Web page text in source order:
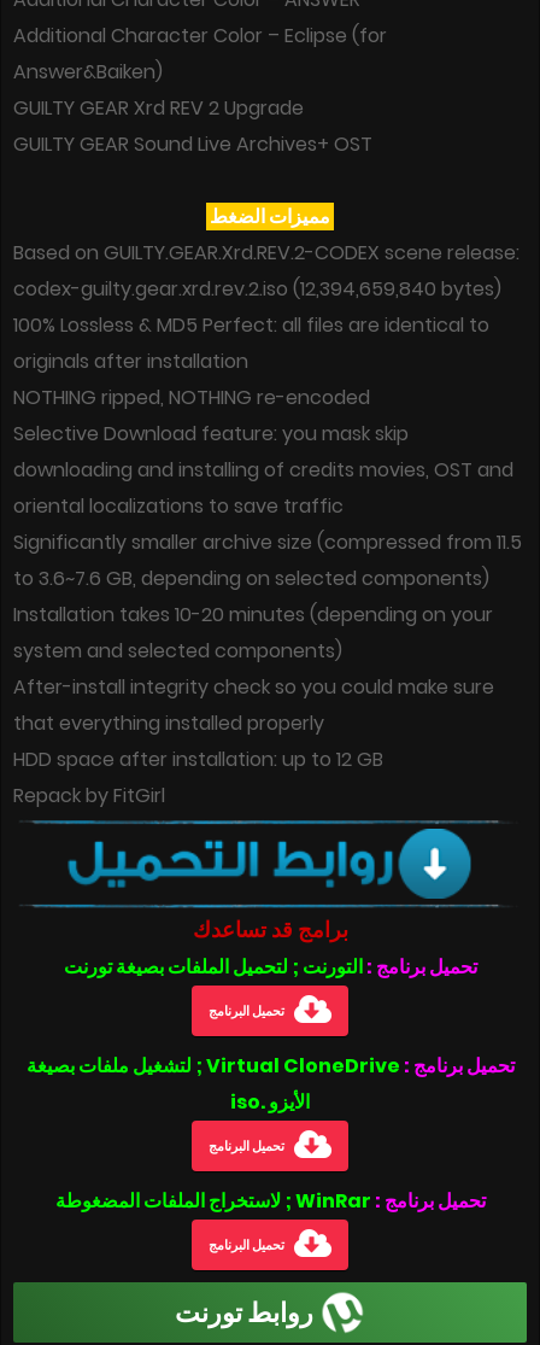
Additional Character Color – Eclipse (for
Answer&Baiken)
GUILTY GEAR Xrd REV 2 Upgrade
GUILTY GEAR Sound Live Archives+ OST
مميزات الضغط
Based on GUILTY.GEAR.Xrd.REV.2-CODEX scene release:
codex-guilty.gear.xrd.rev.2.iso (12,394,659,840 bytes)
100% Lossless & MD5 Perfect: all files are identical to
originals after installation
NOTHING ripped, NOTHING re-encoded
Selective Download feature: you mask skip
downloading and installing of credits movies, OST and
oriental localizations to save traffic
Significantly smaller archive size (compressed from 11.5
to 3.6~7.6 GB, depending on selected components)
Installation takes 10-20 minutes (depending on your
system and selected components)
After-install integrity check so you could make sure
that everything installed properly
HDD space after installation: up to 12 GB
Repack by FitGirl
برامج قد تساعدك
تحميل برنامج :التورنت ; لتحميل الملفات بصيغة تورنت
تحميل البرنامج
تحميل برنامج :
Virtual CloneDrive ; لتشغيل ملفات بصيغة
الأيزو .iso
تحميل البرنامج
تحميل برنامج : WinRar ; لاستخراج الملفات المضغوطة
تحميل البرنامج
روابط تورنت